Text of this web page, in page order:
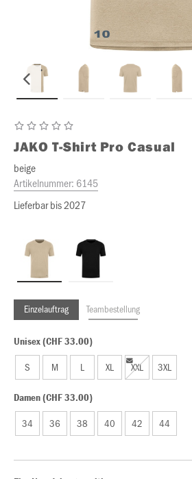
JAKO T-Shirt Pro Casual
beige
Artikelnummer: 6145
Lieferbar bis 2027
Einzelauftrag Teambestellung
Unisex (CHF 33.00)
S M L XL XXL 3XL
Damen (CHF 33.00)
34 36 38 40 42 44